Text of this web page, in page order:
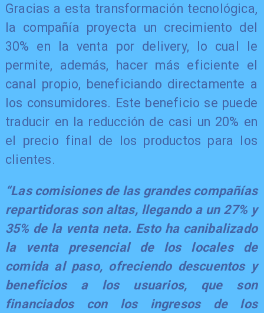
Gracias a esta transformación tecnológica,
la compañía proyecta un crecimiento del
30% en la venta por delivery, lo cual le
permite, además, hacer más eficiente el
canal propio, beneficiando directamente a
los consumidores. Este beneficio se puede
traducir en la reducción de casi un 20% en
el precio final de los productos para los
clientes.
“Las comisiones de las grandes compañías
repartidoras son altas, llegando a un 27% y
35% de la venta neta. Esto ha canibalizado
la venta presencial de los locales de
comida al paso, ofreciendo descuentos y
beneficios a los usuarios, que son
financiados con los ingresos de los